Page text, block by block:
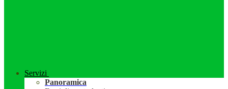
Servizi
Panoramica